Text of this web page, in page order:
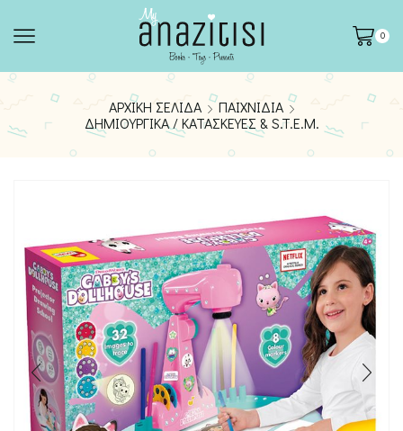
0
ΑΡΧΙΚΉ ΣΕΛΊΔΑ
ΠΑΙΧΝΊΔΙΑ
ΔΗΜΙΟΥΡΓΙΚΆ / ΚΑΤΑΣΚΕΥΈΣ & S.T.E.M.